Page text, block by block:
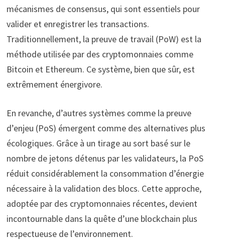
mécanismes de consensus, qui sont essentiels pour
valider et enregistrer les transactions.
Traditionnellement, la preuve de travail (PoW) est la
méthode utilisée par des cryptomonnaies comme
Bitcoin et Ethereum. Ce système, bien que sûr, est
extrêmement énergivore.
En revanche, d’autres systèmes comme la preuve
d’enjeu (PoS) émergent comme des alternatives plus
écologiques. Grâce à un tirage au sort basé sur le
nombre de jetons détenus par les validateurs, la PoS
réduit considérablement la consommation d’énergie
nécessaire à la validation des blocs. Cette approche,
adoptée par des cryptomonnaies récentes, devient
incontournable dans la quête d’une blockchain plus
respectueuse de l’environnement.